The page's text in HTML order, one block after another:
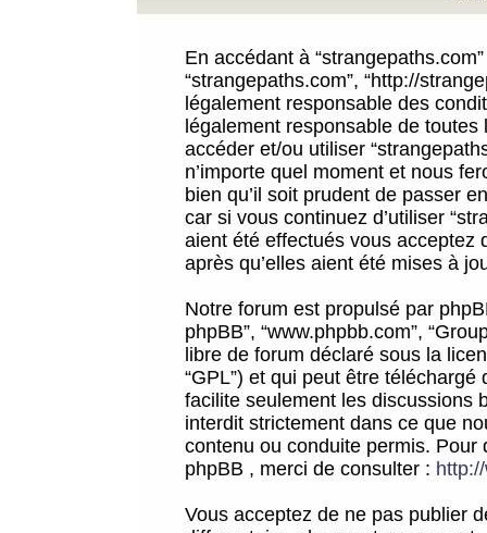
En accédant à
“strangepaths.com”, “http://
légalement responsable des
légalement responsable de
accéder et/ou utiliser
n’importe quel moment et nous
bien qu’il soit prudent de passer
car si vous continuez d’utiliser
aient été effectués vous acceptez
après qu’elles aient été mises à
Notre forum est propulsé par
phpBB”, “www.phpbb.com”,
libre de forum déclaré sous la
“GPL”) et qui peut être téléchargé
facilite seulement les discussions
interdit strictement dans ce que
contenu ou conduite permis.
phpBB , merci de consulter :
Vous acceptez de ne pas publier